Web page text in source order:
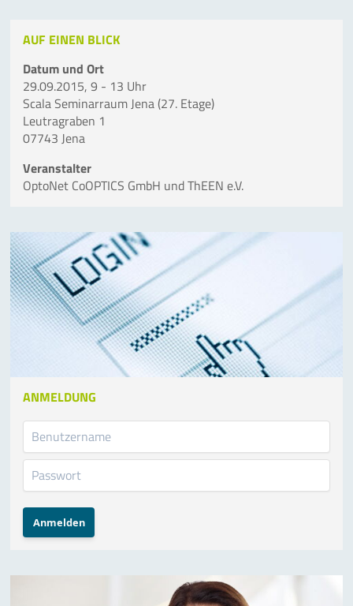
AUF EINEN BLICK
Datum und Ort
29.09.2015, 9 - 13 Uhr
Scala Seminarraum Jena (27. Etage)
Leutragraben 1
07743 Jena
Veranstalter
OptoNet CoOPTICS GmbH und ThEEN e.V.
ANMELDUNG
Anmelden